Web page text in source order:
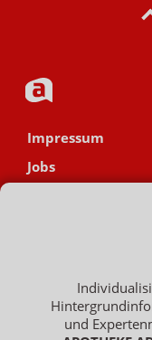
Impressum
Jobs
Vertrag
und